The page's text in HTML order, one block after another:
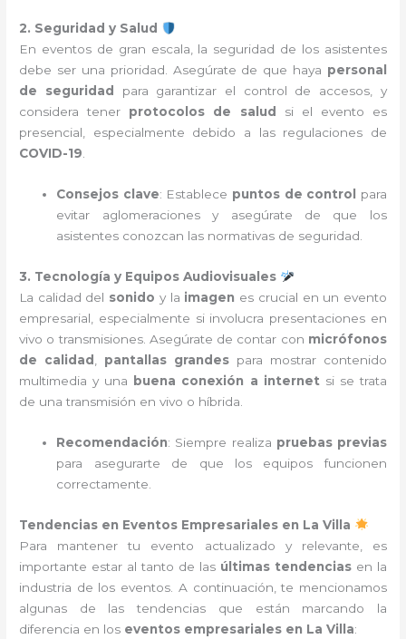
2. Seguridad y Salud
En eventos de gran escala, la seguridad de los asistentes
debe ser una prioridad. Asegúrate de que haya personal
de seguridad
para garantizar el control de accesos, y
considera tener protocolos de salud
si el evento es
presencial, especialmente debido a las regulaciones de
COVID-19.
Consejos clave: Establece puntos de control
para
evitar aglomeraciones y asegúrate de que los
asistentes conozcan las normativas de seguridad.
3. Tecnología y Equipos Audiovisuales
La calidad del sonido y la imagen es crucial en un evento
empresarial, especialmente si involucra presentaciones en
vivo o transmisiones. Asegúrate de contar con micrófonos
de calidad
pantallas grandes para mostrar contenido
multimedia y una
buena conexión a internet si se trata
de una transmisión en vivo o híbrida.
Recomendación: Siempre realiza pruebas previas
para asegurarte de que los equipos funcionen
correctamente.
Tendencias en Eventos Empresariales en La Villa
Para mantener tu evento actualizado y relevante, es
importante estar al tanto de las últimas tendenciasen la
industria de los eventos. A continuación, te mencionamos
algunas de las tendencias que están marcando la
diferencia en los eventos empresariales en La Villa: